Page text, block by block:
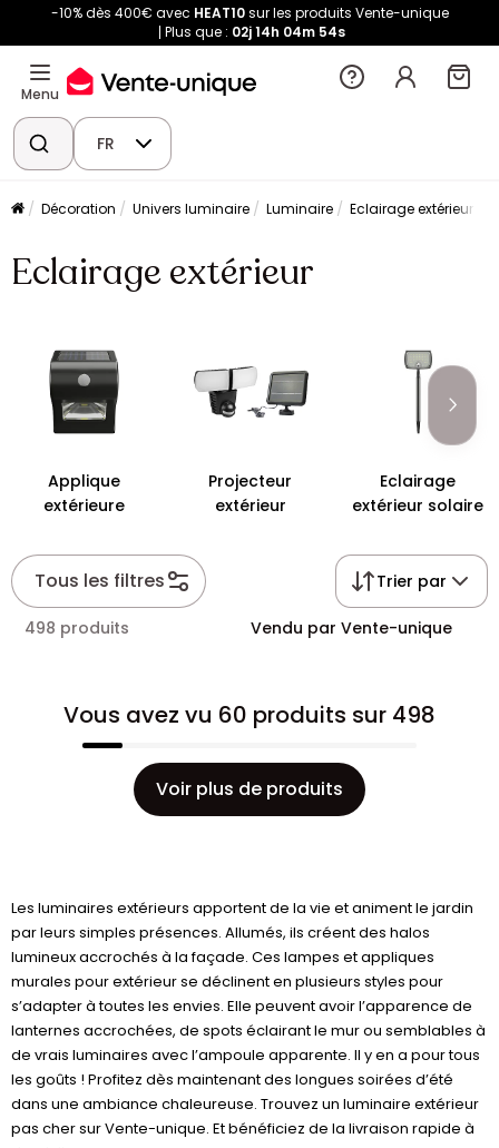
-10% dès 400€ avec HEAT10sur les produits Vente-unique
Plus que : 02j14h 04m 53s
Menu
FR
Décoration Univers luminaire Luminaire Eclairage extérieur
Eclairage extérieur
Applique
extérieure
Projecteur
extérieur
Eclairage
extérieur solaire
Tous les filtres Trier par
498 produits Vendu par Vente-unique
Vous avez vu 60 produits sur 498
Voir plus de produits
Les luminaires extérieurs apportent de la vie et animent le jardin
par leurs simples présences. Allumés, ils créent des halos
lumineux accrochés à la façade. Ces lampes et appliques
murales pour extérieur se déclinent en plusieurs styles pour
s’adapter à toutes les envies. Elle peuvent avoir l’apparence de
lanternes accrochées, de spots éclairant le mur ou semblables à
de vrais luminaires avec l’ampoule apparente. Il y en a pour tous
les goûts ! Profitez dès maintenant des longues soirées d’été
dans une ambiance chaleureuse. Trouvez un luminaire extérieur
pas cher sur Vente-unique. Et bénéficiez de la livraison rapide à